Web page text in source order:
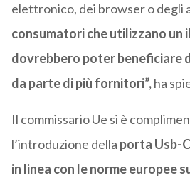
elettronico, dei browser o degli
consumatori che utilizzano un
dovrebbero poter beneficiare
da parte di più fornitori”,ha
Il commissario Ue si è
l’introduzione della porta Usb-
in linea con le norme europee